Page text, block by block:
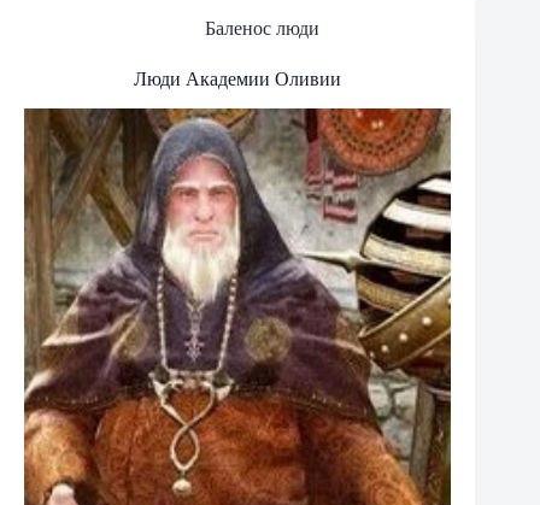
Баленос люди
Люди Академии Оливии